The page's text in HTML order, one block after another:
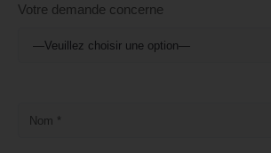
Votre demande concerne